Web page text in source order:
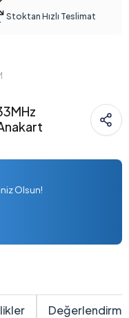
Stoktan Hızlı Teslimat
Olsun!